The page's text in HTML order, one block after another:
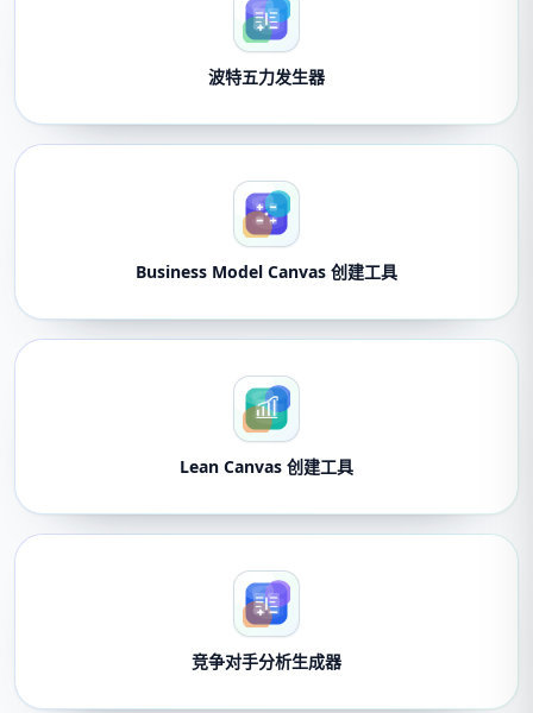
波特五力发生器
Business Model Canvas 创建工具
Lean Canvas 创建工具
竞争对手分析生成器